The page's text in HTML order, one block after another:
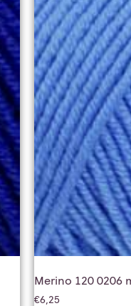
Merino 120 0206
€6,25